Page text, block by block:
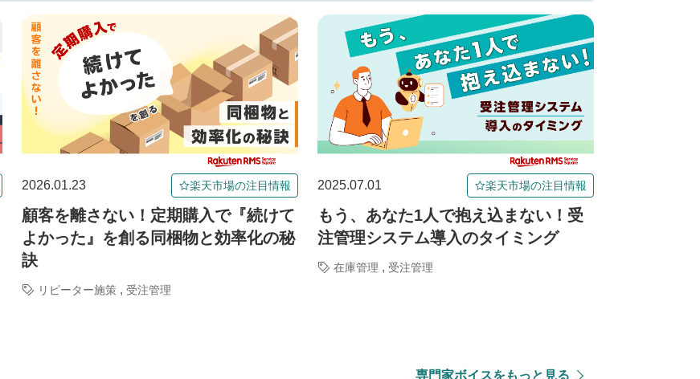
2026.01.23 楽天市場の注目情報
顧客を離さない！定期購入で『続けて
よかった』を創る同梱物と効率化の秘
訣
リピーター施策 , 受注管理
2025.07.01 楽天市場の注目情報
もう、あなた1人で抱え込まない！受
注管理システム導入のタイミング
在庫管理 , 受注管理
専門家ボイスをもっと見る